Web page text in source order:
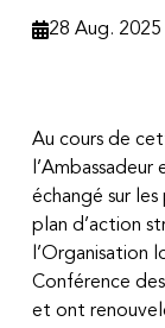
28 Aug. 2025
Au cours de
échangé sur
plan d’action
l’Organisation
Conférence
et ont